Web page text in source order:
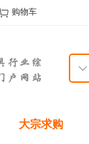
购物车
大宗求购